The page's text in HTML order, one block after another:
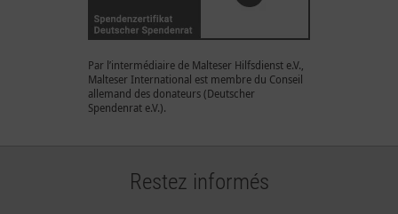
Par l’intermédiaire de Malteser Hilfsdienst e.V.,
Malteser International est membre du Conseil
allemand des donateurs (Deutscher
Spendenrat e.V.).
Restez informés